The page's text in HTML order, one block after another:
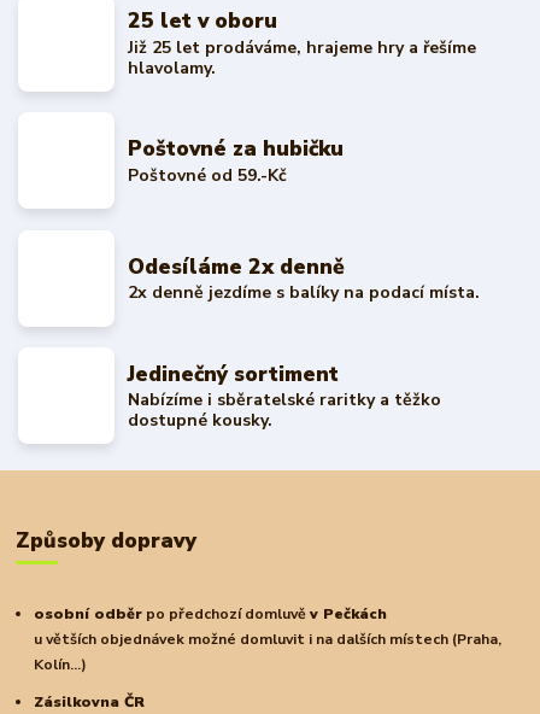
25 let v oboru
Již 25 let prodáváme, hrajeme hry a řešíme
hlavolamy.
Poštovné za hubičku
Poštovné od 59.-Kč
Odesíláme 2x denně
2x denně jezdíme s balíky na podací místa.
Jedinečný sortiment
Nabízíme i sběratelské raritky a těžko
dostupné kousky.
Způsoby dopravy
osobní odběr po předchozí domluvěv Pečkách
u větších objednávek možné domluvit i na dalších místech (Praha,
Kolín...)
Zásilkovna ČR